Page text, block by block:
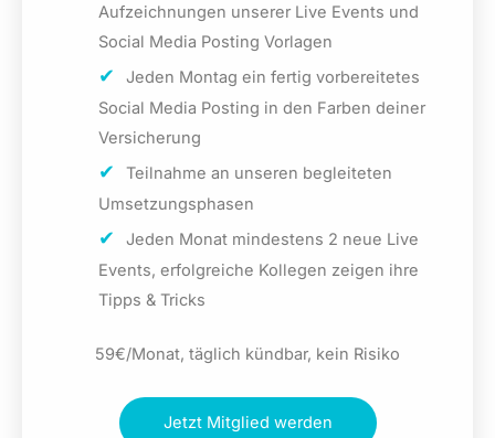
Aufzeichnungen unserer Live Events und
Social Media Posting Vorlagen
Jeden Montag ein fertig vorbereitetes
Social Media Posting in den Farben deiner
Versicherung
Teilnahme an unseren begleiteten
Umsetzungsphasen
Jeden Monat mindestens 2 neue Live
Events, erfolgreiche Kollegen zeigen ihre
Tipps & Tricks
59€/Monat, täglich kündbar, kein Risiko
Jetzt Mitglied werden